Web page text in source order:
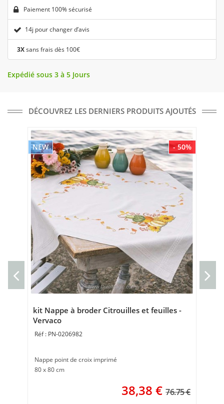
Paiement 100% sécurisé
14j pour changer d’avis
3Xsans frais dès 100€
Expédié sous 3 à 5 Jours
DÉCOUVREZ LES DERNIERS PRODUITS AJOUTÉS
- 50%
NEW
kit Nappe à broder Citrouilles et feuilles -
Vervaco
PN-0206982
Nappe point de croix imprimé
80 x 80 cm
38,38 € 76.75 €